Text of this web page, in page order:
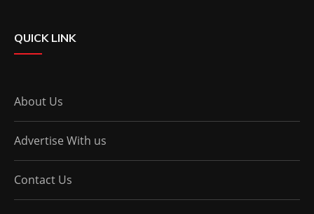
QUICK LINK
About Us
Advertise With us
Contact Us